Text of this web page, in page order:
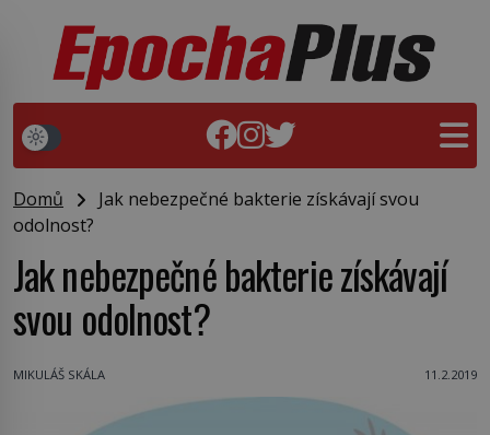
Domů
Jak nebezpečné bakterie získávají svou
odolnost?
Jak nebezpečné bakterie získávají
svou odolnost?
MIKULÁŠ SKÁLA 11.2.2019